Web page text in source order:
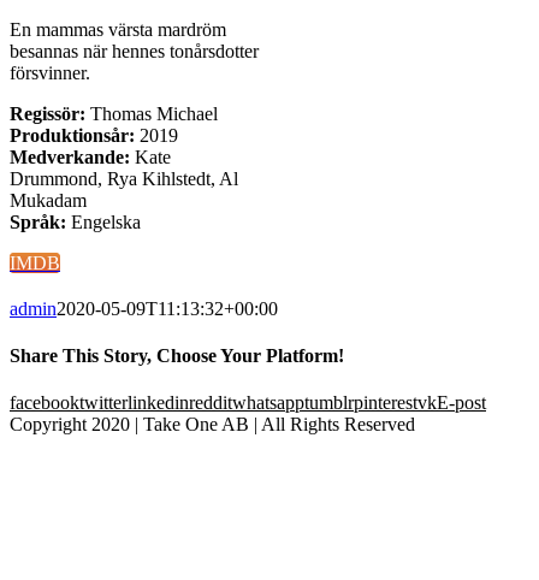
En mammas värsta mardröm
besannas när hennes tonårsdotter
försvinner.
Regissör: Thomas Michael
Produktionsår: 2019
Medverkande: Kate
Drummond, Rya Kihlstedt, Al
Mukadam
Språk: Engelska
IMDB
admin2020-05-09T11:13:32+00:00
Share This Story, Choose Your Platform!
facebooktwitterlinkedinredditwhatsapptumblrpinterestvkE-post
Copyright 2020 | Take One AB | All Rights Reserved